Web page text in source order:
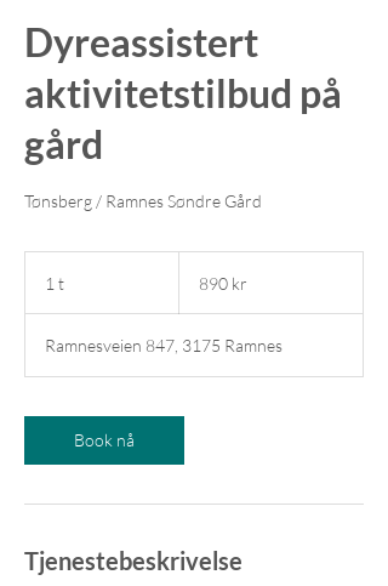
Dyreassistert
aktivitetstilbud på
gård
Tønsberg / Ramnes Søndre Gård
1 t
kroner890 kr
Ramnesveien 847, 3175 Ramnes
Book nå
Tjenestebeskrivelse